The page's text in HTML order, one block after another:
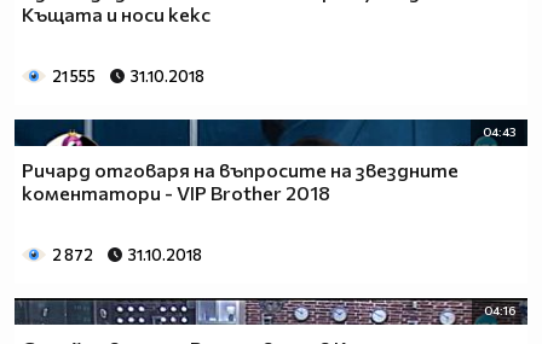
Къщата и носи кекс
21 555 31.10.2018
04:43
Ричард отговаря на въпросите на звездните
коментатори - VIP Brother 2018
2 872 31.10.2018
04:16